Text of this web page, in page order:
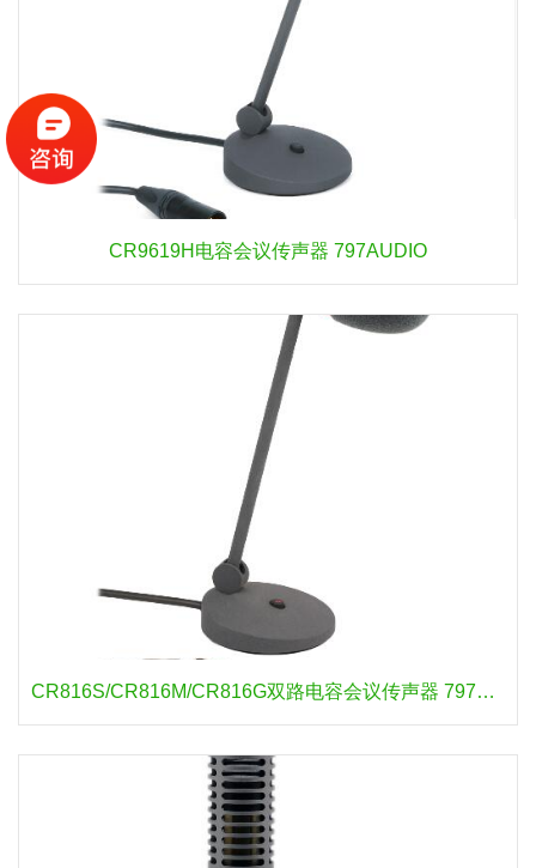
CR9619H电容会议传声器 797AUDIO
CR816S/CR816M/CR816G双路电容会议传声器 797AUDIO